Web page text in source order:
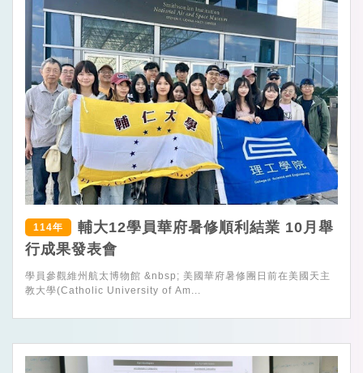
114年
輔大12學員華府暑修順利結業 10月舉
行成果發表會
學員參觀維州航太博物館 &nbsp; 美國華府暑修團日前在美國天主
教大學(Catholic University of Am...